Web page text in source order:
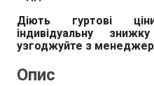
Діють гуртові
індивідуальну
узгоджуйте з
Опис